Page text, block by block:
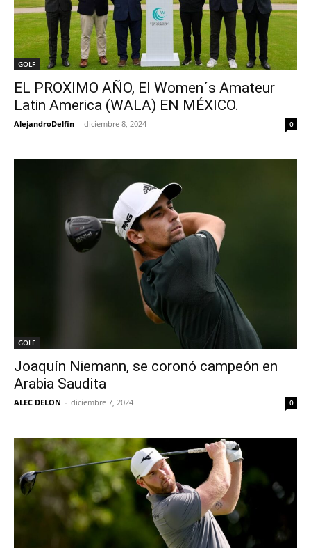
GOLF
EL PROXIMO AÑO, El Women´s Amateur
Latin America (WALA) EN MÉXICO.
AlejandroDelfin - diciembre 8, 2024 0
GOLF
Joaquín Niemann, se coronó campeón en
Arabia Saudita
ALEC DELON - diciembre 7, 2024 0